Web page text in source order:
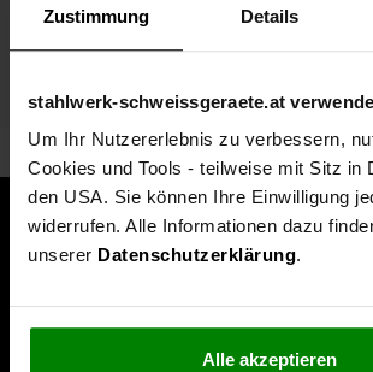
Zustimmung Details
stahlwerk-schweissgeraete.at
Um Ihr Nutzererlebnis zu verbessern,
Cookies und Tools - teilweise mit Sitz in
den USA. Sie können Ihre Einwilligung
widerrufen. Alle Informationen dazu
unserer Datenschutzerklärung.
Alle akzeptieren
Lieferumfang